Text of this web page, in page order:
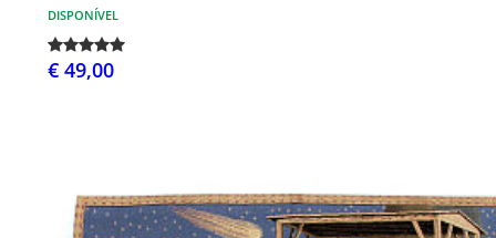
DISPONÍVEL
€ 49,00